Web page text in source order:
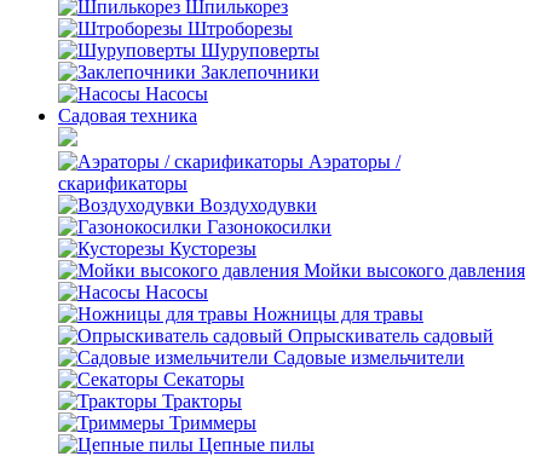
Шпилькорез
Штроборезы
Шуруповерты
Заклепочники
Насосы
Садовая техника
Аэраторы /
скарификаторы
Воздуходувки
Газонокосилки
Кусторезы
Мойки высокого давления
Насосы
Ножницы для травы
Опрыскиватель садовый
Садовые измельчители
Секаторы
Тракторы
Триммеры
Цепные пилы